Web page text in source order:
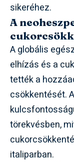
sikeréhez.
A
A globális
elhízás és a
tették a
csökkentését. A
törekvésben,
italiparban.